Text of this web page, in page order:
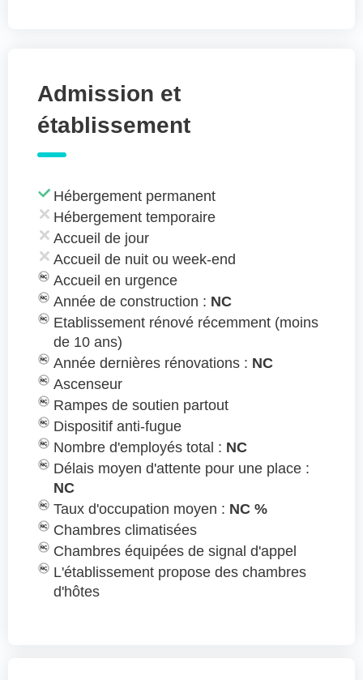
Admission et
établissement
Hébergement permanent
Hébergement temporaire
Accueil de jour
Accueil de nuit ou week-end
Accueil en urgence
Année de construction : NC
Etablissement rénové récemment (moins
de 10 ans)
Année dernières rénovations : NC
Ascenseur
Rampes de soutien partout
Dispositif anti-fugue
Nombre d'employés total : NC
Délais moyen d'attente pour une place :
NC
Taux d'occupation moyen : NC %
Chambres climatisées
Chambres équipées de signal d'appel
L'établissement propose des chambres
d'hôtes